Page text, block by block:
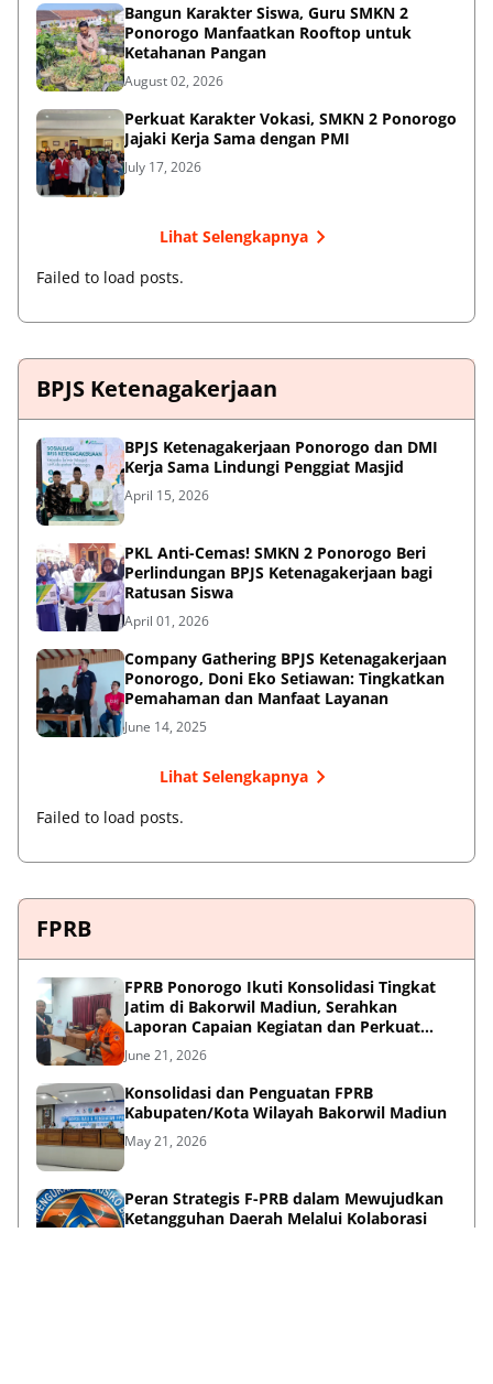
Bangun Karakter Siswa, Guru SMKN 2
Ponorogo Manfaatkan Rooftop untuk
Ketahanan Pangan
August 02, 2026
Perkuat Karakter Vokasi, SMKN 2 Ponorogo
Jajaki Kerja Sama dengan PMI
July 17, 2026
Lihat Selengkapnya
Failed to load posts.
BPJS Ketenagakerjaan
BPJS Ketenagakerjaan Ponorogo dan DMI
Kerja Sama Lindungi Penggiat Masjid
April 15, 2026
PKL Anti-Cemas! SMKN 2 Ponorogo Beri
Perlindungan BPJS Ketenagakerjaan bagi
Ratusan Siswa
April 01, 2026
Company Gathering BPJS Ketenagakerjaan
Ponorogo, Doni Eko Setiawan: Tingkatkan
Pemahaman dan Manfaat Layanan
June 14, 2025
Lihat Selengkapnya
Failed to load posts.
FPRB
FPRB Ponorogo Ikuti Konsolidasi Tingkat
Jatim di Bakorwil Madiun, Serahkan
Laporan Capaian Kegiatan dan Perkuat
Sinergi Pentahelix
June 21, 2026
Konsolidasi dan Penguatan FPRB
Kabupaten/Kota Wilayah Bakorwil Madiun
May 21, 2026
Peran Strategis F-PRB dalam Mewujudkan
Ketangguhan Daerah Melalui Kolaborasi